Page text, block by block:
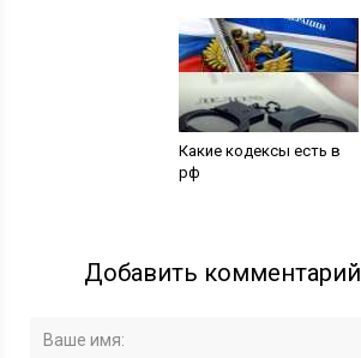
Какие кодексы есть в
рф
Добавить комментарий